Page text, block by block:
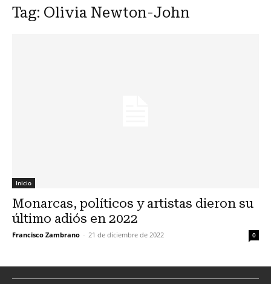
Tag: Olivia Newton-John
Inicio
Monarcas, políticos y artistas dieron su
último adiós en 2022
Francisco Zambrano - 21 de diciembre de 2022 0